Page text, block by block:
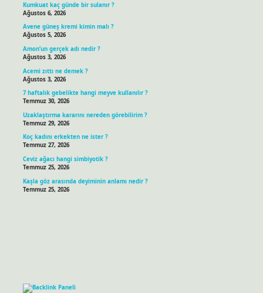
Kumkuat kaç günde bir sulanır ?
Ağustos 6, 2026
Avene güneş kremi kimin malı ?
Ağustos 5, 2026
Amon’un gerçek adı nedir ?
Ağustos 3, 2026
Acemi zıttı ne demek ?
Ağustos 3, 2026
7 haftalık gebelikte hangi meyve kullanılır ?
Temmuz 30, 2026
Uzaklaştırma kararını nereden görebilirim ?
Temmuz 29, 2026
Koç kadını erkekten ne ister ?
Temmuz 27, 2026
Ceviz ağacı hangi simbiyotik ?
Temmuz 25, 2026
Kaşla göz arasında deyiminin anlamı nedir ?
Temmuz 25, 2026